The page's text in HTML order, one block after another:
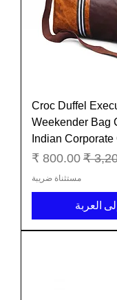
Croc Duffel
Weekender Bag
Indian Corporate
سعر البيع
مستثناة ضريبة
العربة